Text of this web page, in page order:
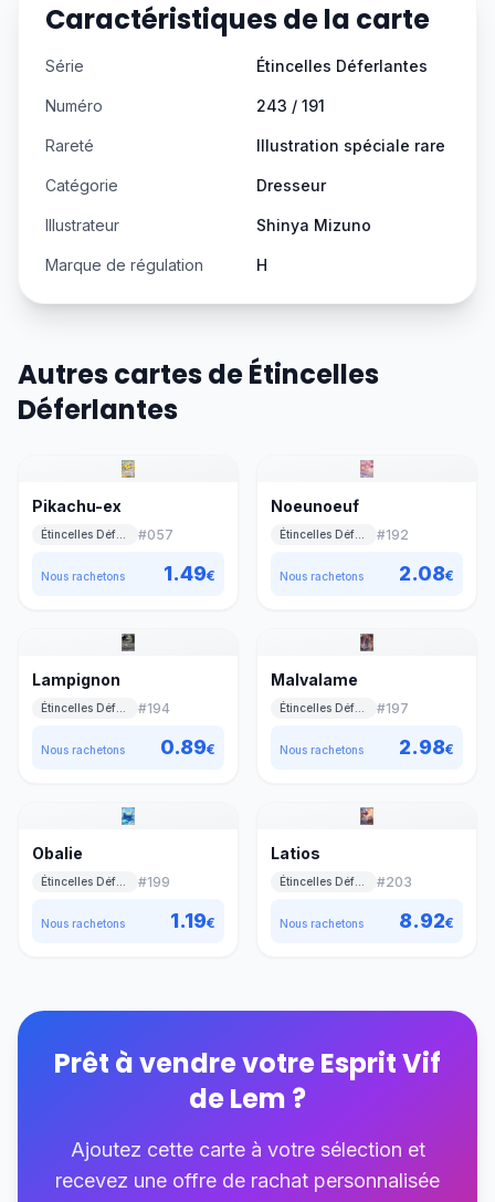
Caractéristiques de la carte
Série Étincelles Déferlantes
Numéro 243 / 191
Rareté Illustration spéciale rare
Catégorie Dresseur
Illustrateur Shinya Mizuno
Marque de régulation H
Autres cartes de Étincelles
Déferlantes
Pikachu-ex
#057
Nous rachetons 1.49€
Noeunoeuf
#192
Nous rachetons 2.08€
Lampignon
#194
Nous rachetons 0.89€
Malvalame
#197
Nous rachetons 2.98€
Obalie
#199
Nous rachetons 1.19€
Latios
#203
Nous rachetons 8.92€
Prêt à vendre votreEsprit Vif
de Lem ?
Ajoutez cette carte à votre sélection et
recevez une offre de rachat personnalisée